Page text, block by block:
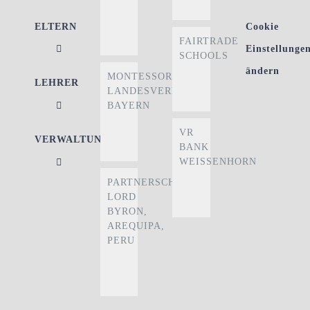
ELTERN
LEHRER
VERWALTUNG
MONTESSORI
LANDESVERBAND
BAYERN
PARTNERSCHULE
LORD
BYRON,
AREQUIPA,
PERU
FAIRTRADE
SCHOOLS
VR
BANK
WEISSENHORN
Cookie
ändern